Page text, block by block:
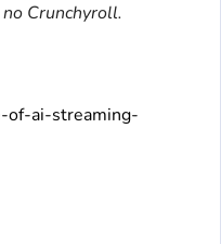
Crunchyroll.
of-ai-streaming-